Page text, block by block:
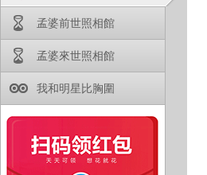
孟婆前世照相館
孟婆來世照相館
我和明星比胸圍